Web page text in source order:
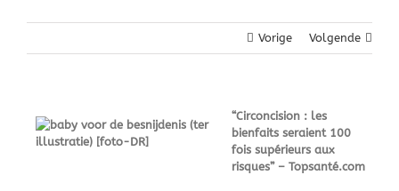
Vorige Volgende
“Circoncision : les
bienfaits seraient 100
fois supérieurs aux
risques” – Topsanté.com